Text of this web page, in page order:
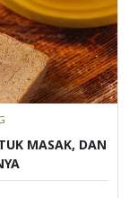
MASAK, DAN